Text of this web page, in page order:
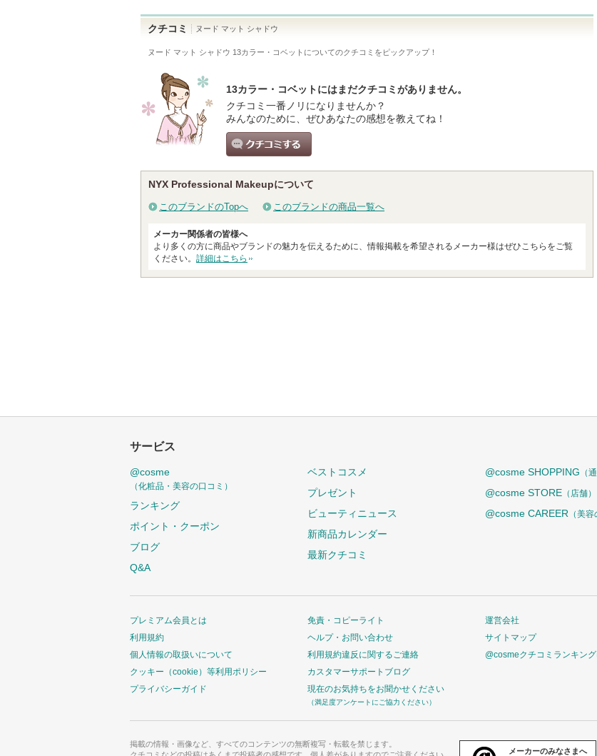
クチコミ ヌード マット シャドウ
ヌード マット シャドウ 13カラー・コベット についてのクチコミをピックアップ！
13カラー・コベットにはまだクチコミがありません。
クチコミ一番ノリになりませんか？
みんなのために、ぜひあなたの感想を教えてね！
NYX Professional Makeupについて
このブランドのTopへ このブランドの商品一覧へ
メーカー関係者の皆様へ
より多くの方に商品やブランドの魅力を伝えるために、情報掲載を希望されるメーカー様はぜひこちらをご覧
ください。 詳細はこちら
サービス
@cosme
（化粧品・美容の口コミ）
ランキング
ポイント・クーポン
ブログ
Q&A
ベストコスメ
プレゼント
ビューティニュース
新商品カレンダー
最新クチコミ
@cosme SHOPPING （
@cosme STORE （店舗）
@cosme CAREER （美容
プレミアム会員とは
利用規約
個人情報の取扱いについて
クッキー（cookie）等利用ポリシー
プライバシーガイド
免責・コピーライト
ヘルプ・お問い合わせ
利用規約違反に関するご連絡
カスタマーサポートブログ
現在のお気持ちをお聞かせください
（満足度アンケートにご協力ください）
運営会社
サイトマップ
@cosmeクチコミランキン
掲載の情報・画像など、すべてのコンテンツの無断複写・転載を禁じます。
メーカーのみなさまへ